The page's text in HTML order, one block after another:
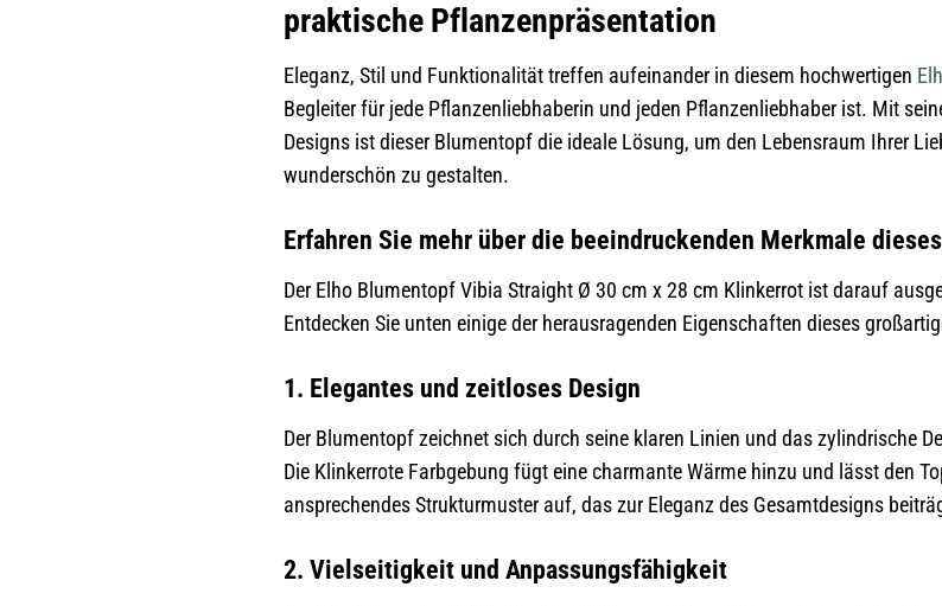
praktische Pflanzenpräsentation
Eleganz, Stil und Funktionalität treffen aufeinander in diesem hochwertigen
Begleiter für jede Pflanzenliebhaberin und jeden Pflanzenliebhaber ist. Mit
Designs ist dieser Blumentopf die ideale Lösung, um den Lebensraum Ihrer
wunderschön zu gestalten.
Erfahren Sie mehr über die beeindruckenden Merkmale
Der Elho Blumentopf Vibia Straight Ø 30 cm x 28 cm Klinkerrot ist darauf
Entdecken Sie unten einige der herausragenden Eigenschaften dieses
1. Elegantes und zeitloses Design
Der Blumentopf zeichnet sich durch seine klaren Linien und das zylindrische
Die Klinkerrote Farbgebung fügt eine charmante Wärme hinzu und lässt den
ansprechendes Strukturmuster auf, das zur Eleganz des Gesamtdesigns
2. Vielseitigkeit und Anpassungsfähigkeit